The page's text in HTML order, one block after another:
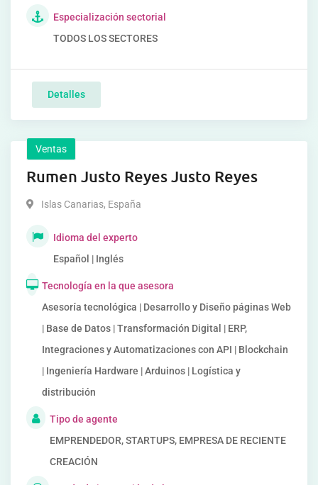
Especialización sectorial
TODOS LOS SECTORES
Detalles
Ventas
Rumen Justo Reyes Justo Reyes
Islas Canarias, España
Idioma del experto
Español | Inglés
Tecnología en la que asesora
Asesoría tecnológica | Desarrollo y Diseño páginas Web
| Base de Datos | Transformación Digital | ERP,
Integraciones y Automatizaciones con API | Blockchain
| Ingeniería Hardware | Arduinos | Logística y
distribución
Tipo de agente
EMPRENDEDOR, STARTUPS, EMPRESA DE RECIENTE
CREACIÓN